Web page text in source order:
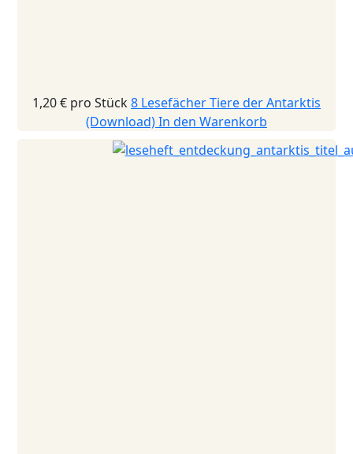
1,20 € pro Stück8 Lesefächer Tiere der Antarktis
(Download)In den Warenkorb